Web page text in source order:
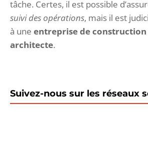
tâche. Certes, il est possible
suivi des opérations, mais il est
à une entreprise de construction
architecte.
Suivez-nous sur les réseaux